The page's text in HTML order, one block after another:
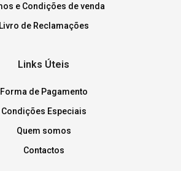
e Condições de venda
Livro de Reclamações
Links Úteis
Forma de Pagamento
Condições Especiais
Quem somos
Contactos